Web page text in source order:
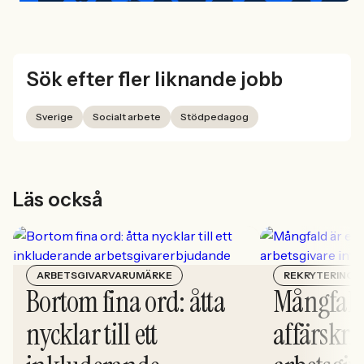
Sök efter fler liknande jobb
Sverige Socialt arbete Stödpedagog
Läs också
ARBETSGIVARVARUMÄRKE
Bortom fina ord: åtta
nycklar till ett
REKRYTERING